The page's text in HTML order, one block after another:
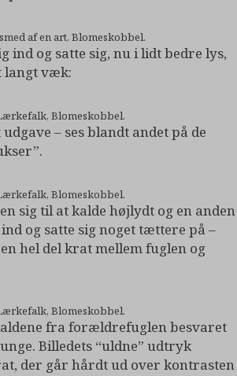
af en art, Blomeskobbel.
ind og satte sig, nu i lidt bedre lys,
langt væk:
Blomeskobbel.
– ses blandt andet på de
Blomeskobbel.
sig til at kalde højlydt og en anden
og satte sig noget tættere på –
hel del krat mellem fuglen og
Blomeskobbel.
fra forældrefuglen besvaret
Billedets “uldne” udtryk
der går hårdt ud over kontrasten